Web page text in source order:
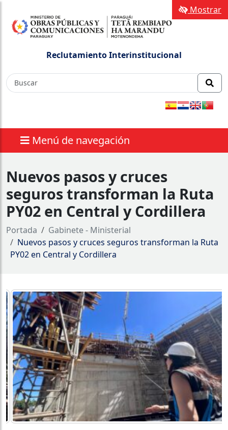
Reclutamiento Interinstitucional
Menú de navegación
Mostrar
Nuevos pasos y cruces
seguros transforman la Ruta
PY02 en Central y Cordillera
Portada
Gabinete - Ministerial
Nuevos pasos y cruces seguros transforman la Ruta
PY02 en Central y Cordillera